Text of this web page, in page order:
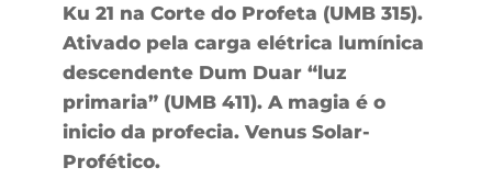
Ku 21 na Corte do Profeta (UMB 315).
Ativado pela carga elétrica lumínica
descendente Dum Duar “luz
primaria” (UMB 411). A magia é o
inicio da profecia. Venus Solar-
Profético.